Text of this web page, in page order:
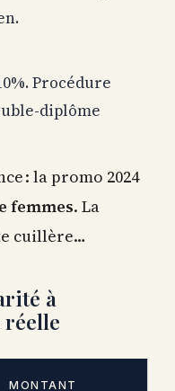
Procédure
diplôme
: la promo 2024
femmes. La
cuillère…
à
réelle
MONTANT